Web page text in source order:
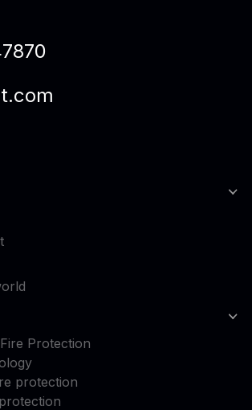
Protection
protection